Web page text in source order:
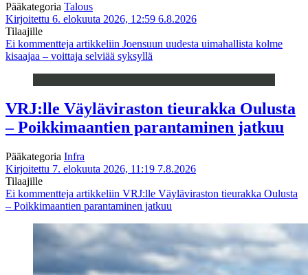
Pääkategoria Talous
Kirjoitettu 6. elokuuta 2026, 12:59 6.8.2026
Tilaajille
Ei kommentteja artikkeliin Joensuun uudesta uimahallista kolme
kisaajaa – voittaja selviää syksyllä
VRJ:lle Väyläviraston tieurakka Oulusta
– Poikkimaantien parantaminen jatkuu
Pääkategoria Infra
Kirjoitettu 7. elokuuta 2026, 11:19 7.8.2026
Tilaajille
Ei kommentteja artikkeliin VRJ:lle Väyläviraston tieurakka Oulusta
– Poikkimaantien parantaminen jatkuu